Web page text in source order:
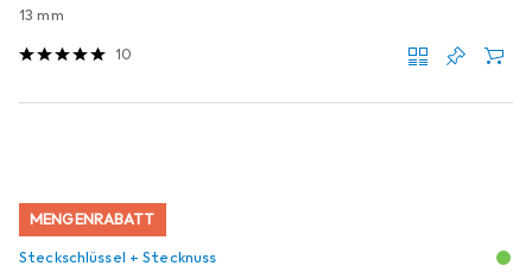
13 mm
10
MENGENRABATT
Steckschlüssel + Stecknuss